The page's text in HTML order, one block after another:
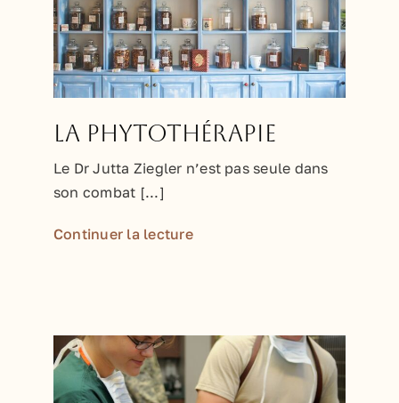
La phytothérapie
Le Dr Jutta Ziegler n’est pas seule dans
son combat [...]
Continuer la lecture